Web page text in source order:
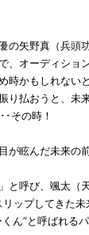
の矢野真（兵頭
、オーディショ
時かもしれない
り払おうと、未
･その時！
が眩んだ未来の
と呼び、颯太（
ップしてきた未
くん”と呼ばれる